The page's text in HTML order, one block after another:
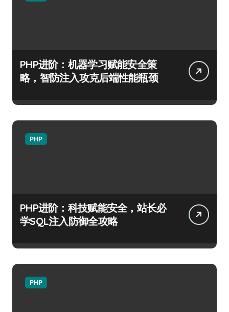
PHP进阶：机器学习赋能安全策
略，智防注入攻克后端性能瓶颈
PHP
PHP进阶：科技赋能安全，站长必
学SQL注入防御全攻略
PHP